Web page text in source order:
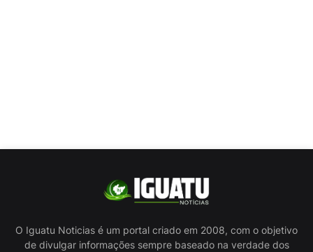
O Iguatu Noticias é um portal criado em 2008, com o objetivo
de divulgar informações sempre baseado na verdade dos